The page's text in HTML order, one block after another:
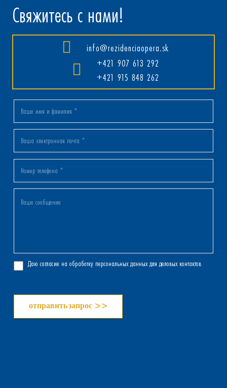
Свяжитесь с нами!
info@rezidenciaopera.sk
+421 907 613 292
+421 915 848 262
Даю согласие на обработку персональных данных для деловых контактов